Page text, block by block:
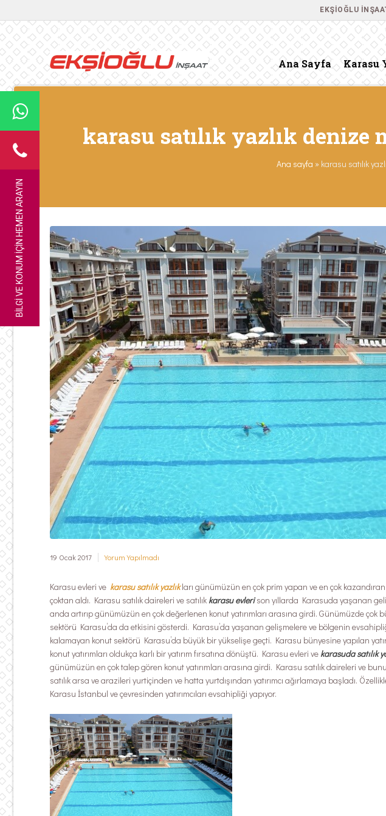
EKŞIOĞLU
BILGI VE KONUM IÇIN HEMEN ARAYIN
Ana Sayfa Karasu
karasu satılık yazlık denize
Ana sayfa » karasu satılık
19 Ocak 2017 Yorum Yapılmadı
Karasu evleri ve karasu satılık yazlıkları günümüzün en çok prim yapan ve en çok kazandıran
çoktan aldı. Karasu satılık daireleri ve satılık karasu evleri son yıllarda Karasuda yaşanan
anda artırıp günümüzün en çok değerlenen konut yatırımları arasına girdi. Günümüzde çok
sektörü Karasu’da da etkisini gösterdi. Karasu’da yaşanan gelişmelere ve bölgenin
kalamayan konut sektörü Karasu’da büyük bir yükselişe geçti. Karasu bünyesine yapılan
konut yatırımları oldukça karlı bir yatırım fırsatına dönüştü. Karasu evleri ve karasuda satılık
günümüzün en çok talep gören konut yatırımları arasına girdi. Karasu satılık daireleri ve
satılık arsa ve arazileri yurtiçinden ve hatta yurtdışından yatırımcı ağırlamaya başladı.
Karasu İstanbul ve çevresinden yatırımcıları evsahipliği yapıyor.